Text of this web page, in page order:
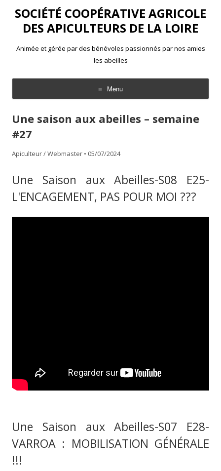
SOCIÉTÉ COOPÉRATIVE AGRICOLE
DES APICULTEURS DE LA LOIRE
Animée et gérée par des bénévoles passionnés par nos amies
les abeilles
Menu
Aller
contenu
Une saison aux abeilles – semaine
#27
Apiculteur / Webmaster • 05/07/2024
Une Saison aux Abeilles-S08 E25-
L'ENCAGEMENT, PAS POUR MOI ???
Une Saison aux Abeilles-S07 E28-
VARROA : MOBILISATION GÉNÉRALE
!!!